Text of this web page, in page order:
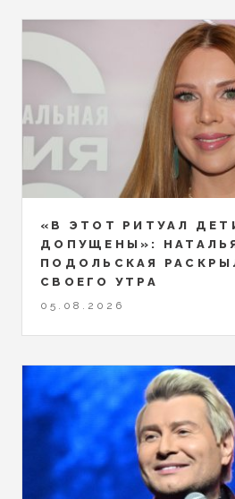
«В ЭТОТ РИТУАЛ
ДОПУЩЕНЫ»:
ПОДОЛЬСКАЯ
СВОЕГО УТРА
05.08.2026